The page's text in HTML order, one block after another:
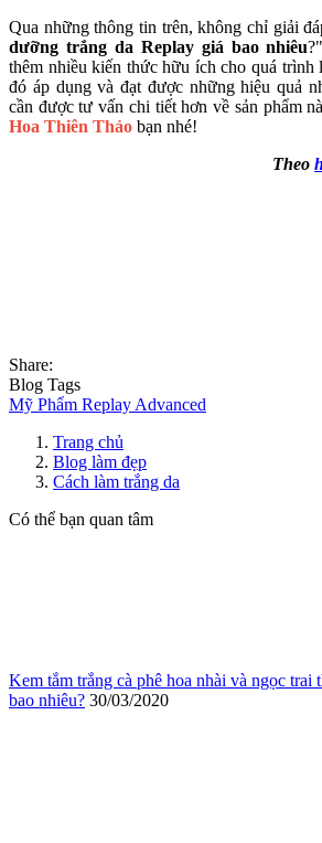
Qua những thông tin trên, không chỉ giải
dưỡng trắng da Replay giá bao nhiêu
thêm nhiều kiến thức hữu ích cho quá trình
đó áp dụng và đạt được những hiệu quả
cần được tư vấn chi tiết hơn về sản phẩm
Hoa Thiên Thảo bạn nhé!
Theo
Share:
Blog Tags
Mỹ Phẩm Replay Advanced
Trang chủ
Blog làm đẹp
Cách làm trắng da
Có thể bạn quan tâm
Kem tắm trắng cà phê hoa nhài và ngọc trai
bao nhiêu? 30/03/2020